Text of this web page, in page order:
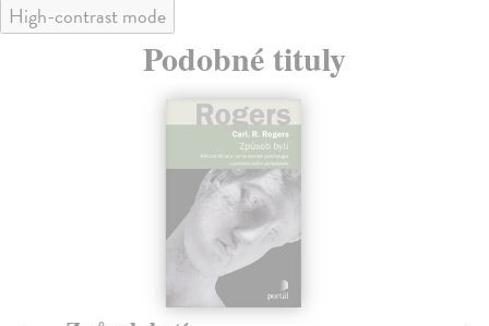
High-contrast mode
Podobné tituly